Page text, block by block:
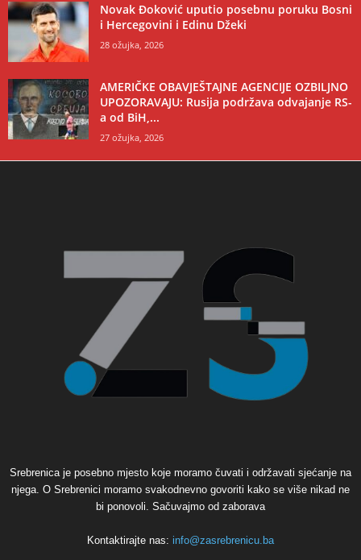
Novak Đoković uputio posebnu poruku Bosni
i Hercegovini i Edinu Džeki
28 ožujka, 2026
AMERIČKE OBAVJEŠTAJNE AGENCIJE OZBILJNO
UPOZORAVAJU: Rusija podržava odvajanje RS-
a od BiH,...
27 ožujka, 2026
Srebrenica je posebno mjesto koje moramo čuvati i održavati sjećanje na
njega. O Srebrenici moramo svakodnevno govoriti kako se više nikad ne
bi ponovoli. Sačuvajmo od zaborava
Kontaktirajte nas: info@zasrebrenicu.ba